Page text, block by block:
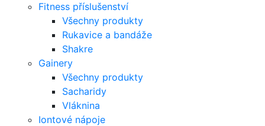
Fitness příslušenství
Všechny produkty
Rukavice a bandáže
Shakre
Gainery
Všechny produkty
Sacharidy
Vláknina
Iontové nápoje